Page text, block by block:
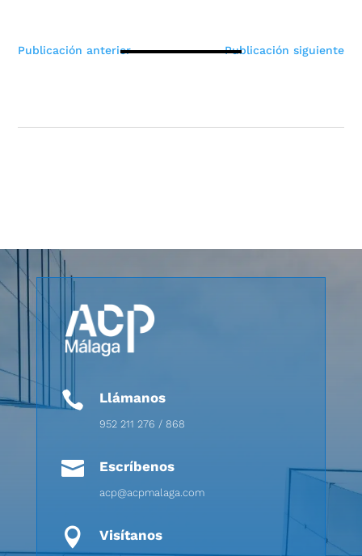
Navegación
Publicación anterior Publicación siguiente
 Llámanos
952 211 276 / 868
 Escríbenos
acp@acpmalaga.com
 Visítanos